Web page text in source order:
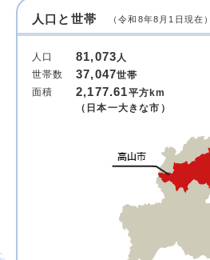
人口と世帯 （令和8年8月1日現在）
人口 81,073 人
世帯数
37,047世帯
面積
2,177.61平方km
（日本一大きな市）